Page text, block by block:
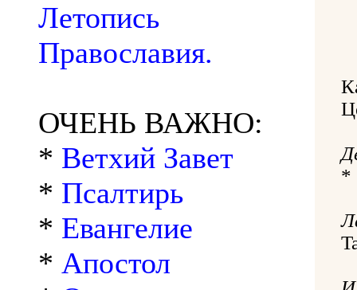
Летопись
Православия.
ОЧЕНЬ ВАЖНО:
* Ветхий Завет
* Псалтирь
* Евангелие
* Апостол
*